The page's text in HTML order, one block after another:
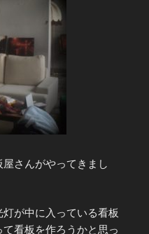
さんがやってきまし
が中に入っている看板
看板を作ろうかと思っ